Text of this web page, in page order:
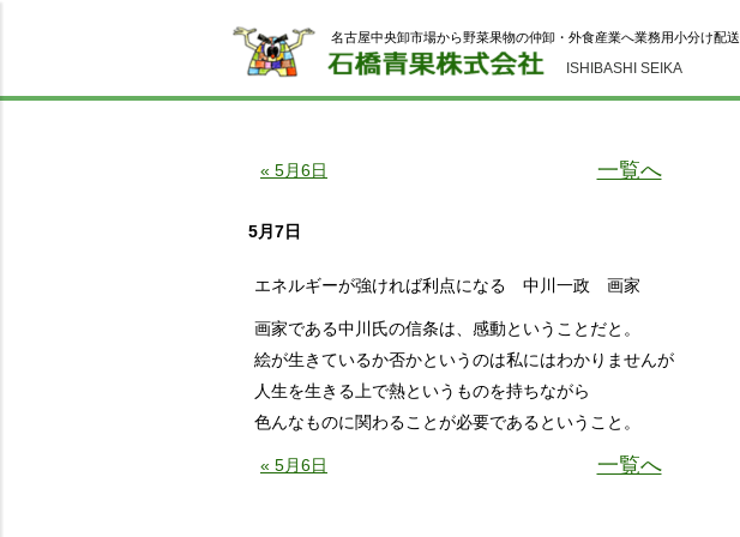
ISHIBASHI SEIKA
名古屋中央卸市場から野菜果物の仲卸・外食産業へ業務用小分け配送
« 5月6日 一覧へ
5月7日
エネルギーが強ければ利点になる 中川一政 画家
画家である中川氏の信条は、感動ということだと。
絵が生きているか否かというのは私にはわかりませんが
人生を生きる上で熱というものを持ちながら
色んなものに関わることが必要であるということ。
« 5月6日 一覧へ